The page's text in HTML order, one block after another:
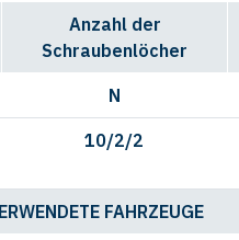
Anzahl der
Schraubenlöcher
N
10/2/2
FAHRZEUGE